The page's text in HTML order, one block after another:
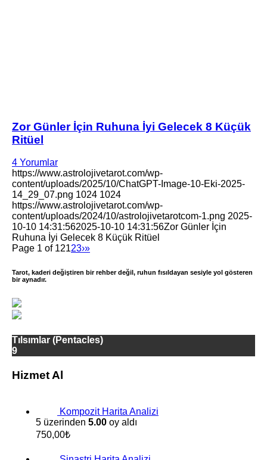
Zor Günler İçin Ruhuna İyi Gelecek 8 Küçük
Ritüel
4 Yorumlar
https://www.astrolojivetarot.com/wp-
content/uploads/2025/10/ChatGPT-Image-10-Eki-2025-
14_29_07.png 1024 1024
https://www.astrolojivetarot.com/wp-
content/uploads/2024/10/astrolojivetarotcom-1.png 2025-
10-10 14:31:562025-10-10 14:31:56Zor Günler İçin
Ruhuna İyi Gelecek 8 Küçük Ritüel
Page 1 of 12123›»
Tarot, kaderi değiştiren bir rehber değil, ruhun fısıldayan sesiyle yol gösteren
bir aynadır.
Tılsımlar (Pentacles)
9
Hizmet Al
Kompozit Harita Analizi
5 üzerinden 5.00 oy aldı
750,00₺